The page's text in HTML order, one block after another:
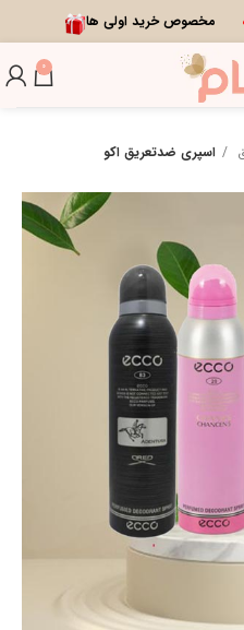
مخصوص خرید اولی ها
0
اسپری ضدتعریق اکو